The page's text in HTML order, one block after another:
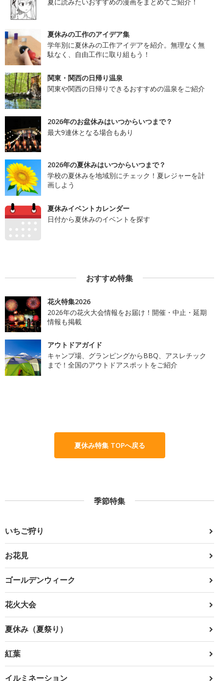
夏休みの工作のアイデア集
学年別に夏休みの工作アイデアを紹介。無理なく無
駄なく、自由工作に取り組もう！
関東・関西の日帰り温泉
関東や関西の日帰りできるおすすめの温泉をご紹介
2026年のお盆休みはいつからいつまで？
最大9連休となる場合もあり
2026年の夏休みはいつからいつまで？
学校の夏休みを地域別にチェック！夏レジャーを計
画しよう
夏休みイベントカレンダー
日付から夏休みのイベントを探す
おすすめ特集
花火特集2026
2026年の花火大会情報をお届け！開催・中止・延期
情報も掲載
アウトドアガイド
キャンプ場、グランピングからBBQ、アスレチック
まで！全国のアウトドアスポットをご紹介
夏休み特集 TOPへ戻る
季節特集
いちご狩り
お花見
ゴールデンウィーク
花火大会
夏休み（夏祭り）
紅葉
イルミネーション